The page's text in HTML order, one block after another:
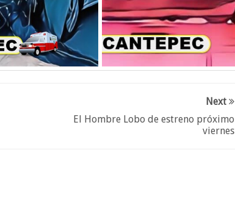
Next
El Hombre Lobo de estreno próximo
viernes